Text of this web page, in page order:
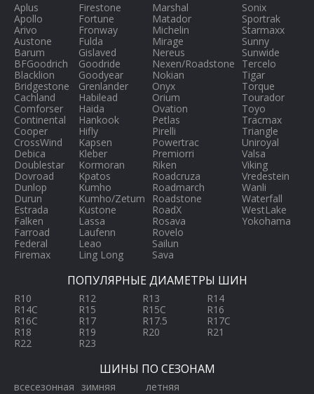
Aplus
Apollo
Arivo
Austone
Barum
BFGoodrich
Blacklion
Bridgestone
Cachland
Comforser
Continental
Cooper
CrossWind
Debica
Doublestar
Dovroad
Dunlop
Durun
Estrada
Falken
Farroad
Federal
Firemax
Firestone
Fortune
Fronway
Fulda
Gislaved
Goodride
Goodyear
Grenlander
Habilead
Haida
Hankook
Hifly
Kapsen
Kleber
Kormoran
Kpatos
Kumho
Kumho/Zetum
Kustone
Lassa
Laufenn
Leao
Ling Long
Marshal
Matador
Michelin
Mirage
Nereus
Nexen/Roadstone
Nokian
Onyx
Orium
Ovation
Petlas
Pirelli
Powertrac
Premiorri
Riken
Roadcruza
Roadmarch
Roadstone
RoadX
Rosava
Rovelo
Sailun
Sava
Sonix
Sportrak
Starmaxx
Sunny
Sunwide
Tercelo
Tigar
Torque
Tourador
Toyo
Tracmax
Triangle
Uniroyal
Valsa
Viking
Vredestein
Wanli
Waterfall
WestLake
Yokohama
ПОПУЛЯРНЫЕ ДИАМЕТРЫ ШИН
R10 R12 R13
R14
R14C
R15 R15C
R16
R16C
R17 R17.5
R17C
R18
R19 R20
R21
R22
R23
ШИНЫ ПО СЕЗОНАМ
всесезонная зимняя летняя